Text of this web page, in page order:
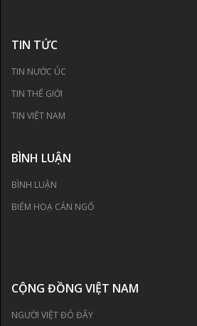
TIN TỨC
TIN NƯỚC ÚC
TIN THẾ GIỚI
TIN VIỆT NAM
BÌNH LUẬN
BÌNH LUẬN
BIẾM HOẠ CÁN NGỐ
CỘNG ĐỒNG VIỆT NAM
NGƯỜI VIỆT ĐÓ ĐÂY